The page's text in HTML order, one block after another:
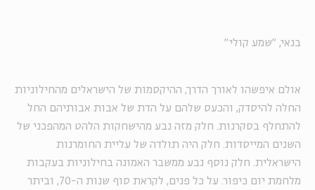
בנאי, "שמע קולי"
אולם איפשהו לאורך הדרך, ההיקסמות של הישראלים מהחילוניות
החלה להיסדק, והכעס שלהם על הדת של אבות אבותיהם החל
להתחלף בסקרנות. חלק מזה נבע מהישחקות הלהט המהפכני של
השנים המייסדות. חלק היה תולדה של עליית החומרנות
הישראלית. חלק נוסף נבע ממשבר האמונה בחילוניות בעקבות
מלחמת יום כיפור. על כל פנים, לקראת סוף שנות ה-70, וביתר